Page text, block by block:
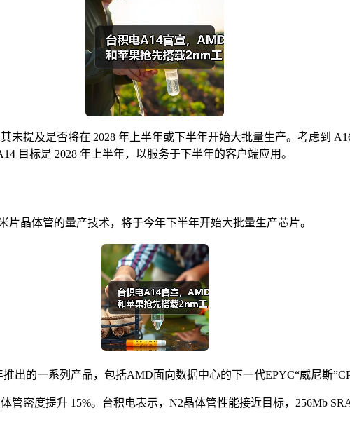
提及是否将在 2028 年上半年或下半年开始大批量生产。考虑到
目标是 2028 年上半年，以服务于下半年的客户端应用。
晶体管的量产技术，将于今年下半年开始大批量生产芯片。
出的一系列产品，包括AMD面向数据中心的下一代EPYC“威尼斯
管密度提升 15%。台积电表示，N2晶体管性能接近目标，256Mb